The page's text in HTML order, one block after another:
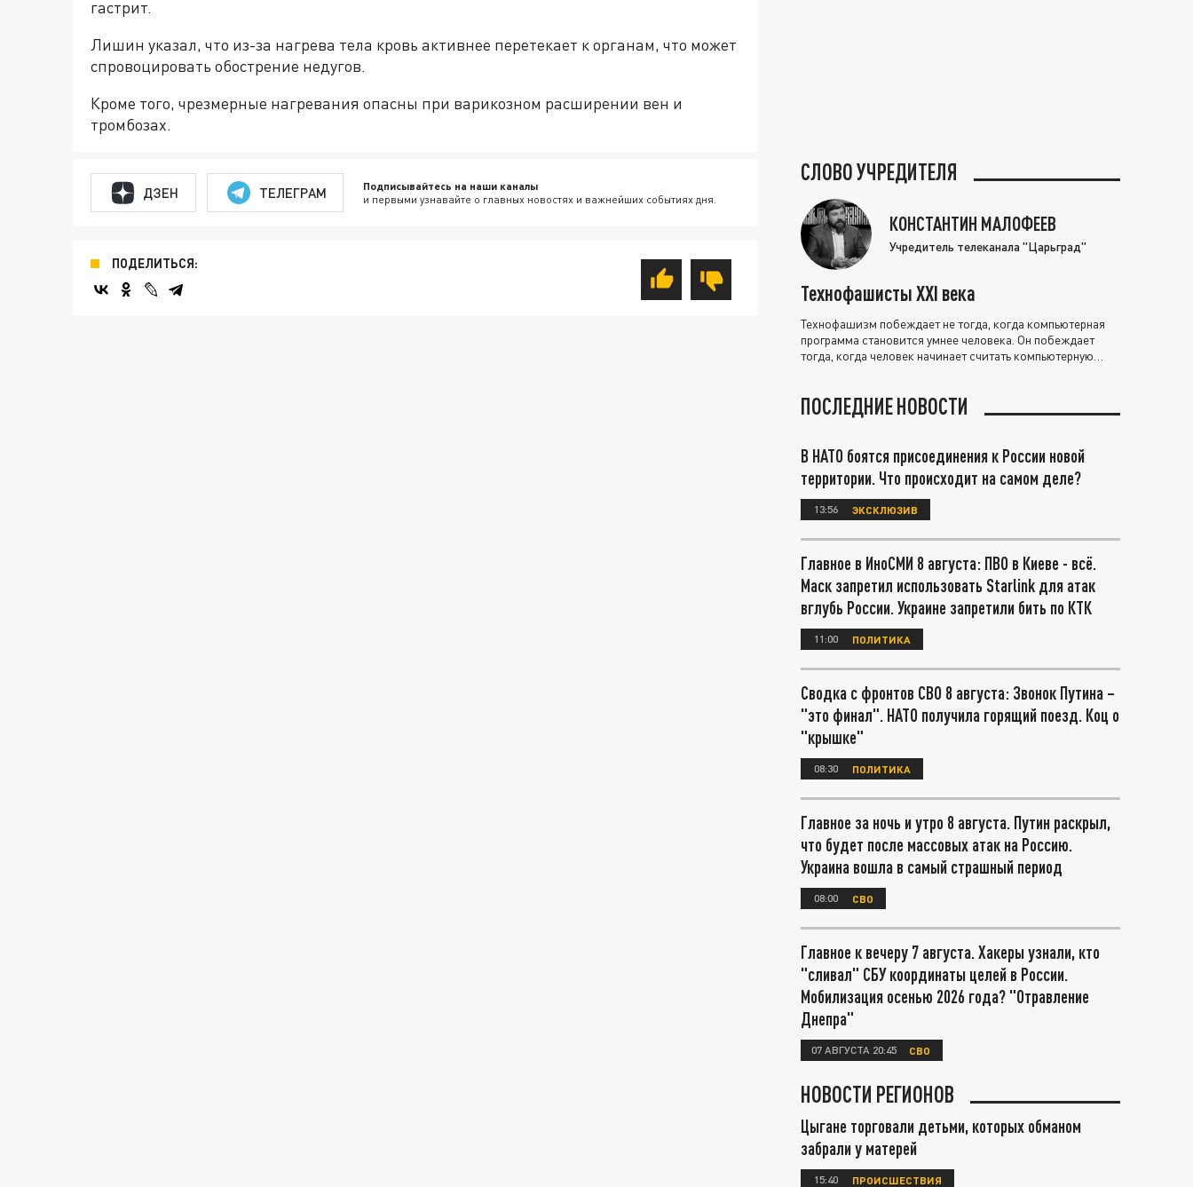
гастрит.
Лишин указал, что из-за нагрева тела кровь активнее перетекает к органам, что может
спровоцировать обострение недугов.
Кроме того, чрезмерные нагревания опасны при варикозном расширении вен и
тромбозах.
ДЗЕН ТЕЛЕГРАМ Подписывайтесь на наши каналы
и первыми узнавайте о главных новостях и важнейших событиях дня.
ПОДЕЛИТЬСЯ:
СЛОВО УЧРЕДИТЕЛЯ
КОНСТАНТИН МАЛОФЕЕВ
Учредитель телеканала "Царьград"
Технофашисты XXI века
Технофашизм побеждает не тогда, когда компьютерная
программа становится умнее человека. Он побеждает
тогда, когда человек начинает считать компьютерную
ПОСЛЕДНИЕ НОВОСТИ
В НАТО боятся присоединения к России новой
территории. Что происходит на самом деле?
13:56 ЭКСКЛЮЗИВ
Главное в ИноСМИ 8 августа: ПВО в Киеве - всё.
Маск запретил использовать Starlink для атак
вглубь России. Украине запретили бить по КТК
11:00 ПОЛИТИКА
Сводка с фронтов СВО 8 августа: Звонок Путина –
"это финал". НАТО получила горящий поезд. Коц о
"крышке"
08:30 ПОЛИТИКА
Главное за ночь и утро 8 августа. Путин раскрыл,
что будет после массовых атак на Россию.
Украина вошла в самый страшный период
08:00 СВО
Главное к вечеру 7 августа. Хакеры узнали, кто
"сливал" СБУ координаты целей в России.
Мобилизация осенью 2026 года? "Отравление
Днепра"
07 АВГУСТА 20:45 СВО
НОВОСТИ РЕГИОНОВ
Цыгане торговали детьми, которых обманом
забрали у матерей
15:40 ПРОИСШЕСТВИЯ